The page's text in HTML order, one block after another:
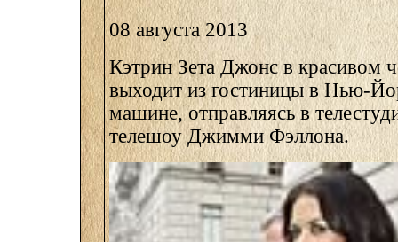
08 августа 2013
Кэтрин Зета Джонс в красивом
выходит из гостиницы в Нью-
машине, отправляясь в
телешоу Джимми Фэллона.